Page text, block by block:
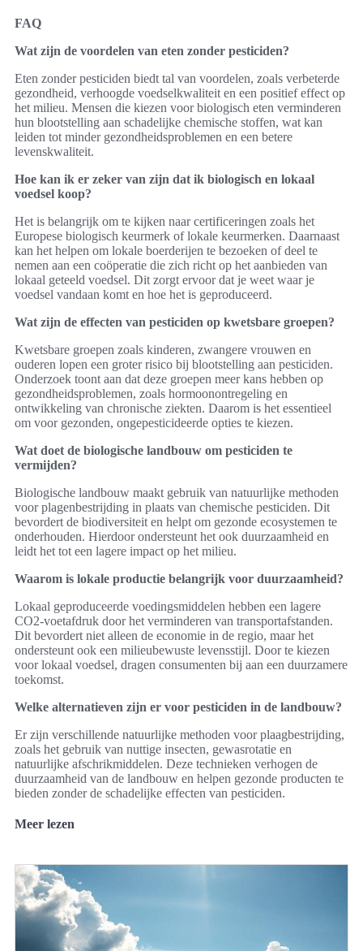
FAQ
Wat zijn de voordelen van eten zonder pesticiden?
Eten zonder pesticiden biedt tal van voordelen, zoals verbeterde
gezondheid, verhoogde voedselkwaliteit en een positief effect op
het milieu. Mensen die kiezen voor biologisch eten verminderen
hun blootstelling aan schadelijke chemische stoffen, wat kan
leiden tot minder gezondheidsproblemen en een betere
levenskwaliteit.
Hoe kan ik er zeker van zijn dat ik biologisch en lokaal
voedsel koop?
Het is belangrijk om te kijken naar certificeringen zoals het
Europese biologisch keurmerk of lokale keurmerken. Daarnaast
kan het helpen om lokale boerderijen te bezoeken of deel te
nemen aan een coöperatie die zich richt op het aanbieden van
lokaal geteeld voedsel. Dit zorgt ervoor dat je weet waar je
voedsel vandaan komt en hoe het is geproduceerd.
Wat zijn de effecten van pesticiden op kwetsbare groepen?
Kwetsbare groepen zoals kinderen, zwangere vrouwen en
ouderen lopen een groter risico bij blootstelling aan pesticiden.
Onderzoek toont aan dat deze groepen meer kans hebben op
gezondheidsproblemen, zoals hormoonontregeling en
ontwikkeling van chronische ziekten. Daarom is het essentieel
om voor gezonden, ongepesticideerde opties te kiezen.
Wat doet de biologische landbouw om pesticiden te
vermijden?
Biologische landbouw maakt gebruik van natuurlijke methoden
voor plagenbestrijding in plaats van chemische pesticiden. Dit
bevordert de biodiversiteit en helpt om gezonde ecosystemen te
onderhouden. Hierdoor ondersteunt het ook duurzaamheid en
leidt het tot een lagere impact op het milieu.
Waarom is lokale productie belangrijk voor duurzaamheid?
Lokaal geproduceerde voedingsmiddelen hebben een lagere
CO2-voetafdruk door het verminderen van transportafstanden.
Dit bevordert niet alleen de economie in de regio, maar het
ondersteunt ook een milieubewuste levensstijl. Door te kiezen
voor lokaal voedsel, dragen consumenten bij aan een duurzamere
toekomst.
Welke alternatieven zijn er voor pesticiden in de landbouw?
Er zijn verschillende natuurlijke methoden voor plaagbestrijding,
zoals het gebruik van nuttige insecten, gewasrotatie en
natuurlijke afschrikmiddelen. Deze technieken verhogen de
duurzaamheid van de landbouw en helpen gezonde producten te
bieden zonder de schadelijke effecten van pesticiden.
Meer lezen